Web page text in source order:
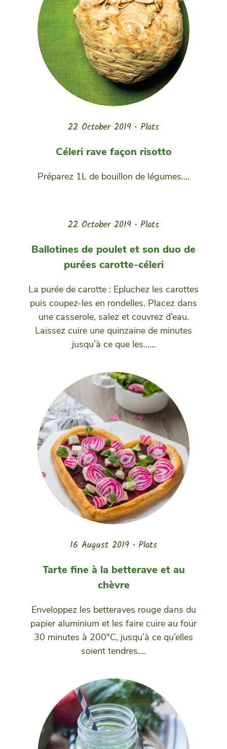
22 October 2019 • Plats
Céleri rave façon risotto
Préparez 1L de bouillon de légumes....
22 October 2019 • Plats
Ballotines de poulet et son duo de
purées carotte-céleri
La purée de carotte : Epluchez les carottes
puis coupez-les en rondelles. Placez dans
une casserole, salez et couvrez d’eau.
Laissez cuire une quinzaine de minutes
jusqu’à ce que les…...
16 August 2019 • Plats
Tarte fine à la betterave et au
chèvre
Enveloppez les betteraves rouge dans du
papier aluminium et les faire cuire au four
30 minutes à 200°C, jusqu’à ce qu’elles
soient tendres....